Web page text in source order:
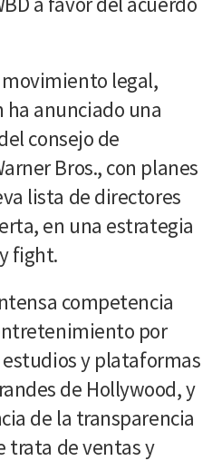
legal,
anunciado una
consejo de
Bros., con planes
lista de directores
en una estrategia
fight.
competencia
por
y plataformas
de Hollywood, y
de la transparencia
trata de ventas y